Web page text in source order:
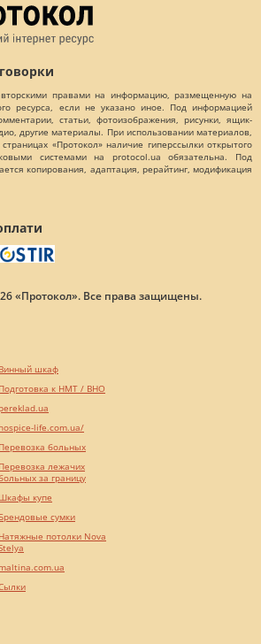
правами на информацию, размещенную на
ресурса, если не указано иное. Под информацией
статьи, фотоизображения, рисунки, ящик-
другие материалы. При использовании материалов,
«Протокол» наличие гиперссылки открытого
системами на protocol.ua обязательна. Под
копирования, адаптация, рерайтинг, модификация
«Протокол». Все права защищены.
Винный шкаф
Подготовка к НМТ / ВНО
pereklad.ua
hospice-life.com.ua/
Перевозка больных
Перевозка лежачих
за границу
Шкафы купе
Брендовые сумки
Натяжные потолки Nova
maltina.com.ua